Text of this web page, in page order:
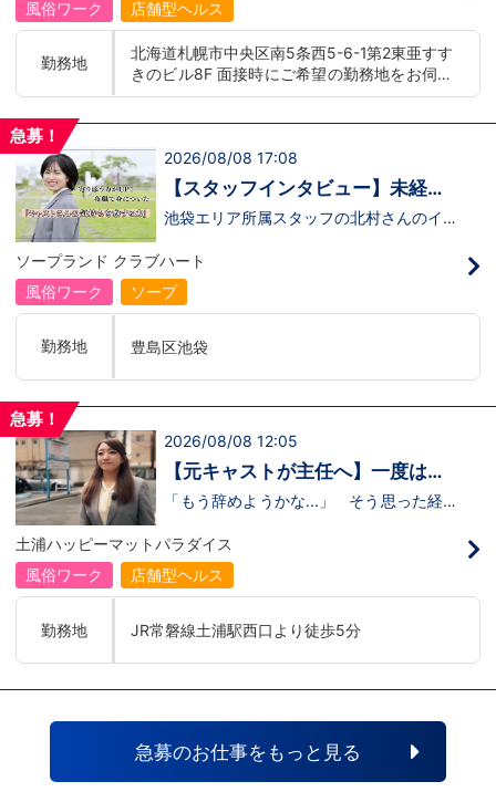
いる会社です。そのため、誰もが安心して
入社・勤務のできる環境なのです。それで
ャルサイトをご覧下さい。
【https://happiness-group.biz/】※お手
数ですがコピー＆ペーストしてURLを開い
他社と比較検討中など。そのような時は1
もしれません。アナタからのご連絡お待ち
しております。
t in 3 or more languages인바운드 대책 철
저 공략무조건 월급 40만엔부터 시작!어
底的入站策略無條件月薪 400,000 日圓起
推出語言津貼能說至少三種語言者優先
風俗ワーク
店舗型ヘルス
勤務地
北海道札幌市中央区南5条西5-6-1第2東亜すす
きのビル8F 面接時にご希望の勤務地をお伺い
し、配属店舗を決定いたします。 入社後の転
■横浜エリア：神奈川県横浜市中区 ・京急線
黄金町駅、日ノ出町駅 ・市営地下鉄阪東橋
駅、伊勢佐木長者町駅 ・JR横浜線関内駅 ■札
幌エリア：北海道札幌市 地下鉄南北線すすき
の駅
急募！
2026/08/08 17:08
【スタッフインタビュー】未経験
で飛び込んだスタッフが語る職場
池袋エリア所属スタッフの北村さんのイン
るのかな…？」そんな不安を抱えながら好
奇心で裏方に飛び込んだ北村さん。実際に
は、入社初日でそのイメージがガラッと変
わり、「本当に優しい人ばかり」と感じた
不安な表情が笑顔に変わっていく瞬間を見
届けることが、この仕事の大きなやりがい
だと語ってくれました。動画では、入社の
できたポイント、将来の展望までリアルに
↓https://youtu.be/UY9DxQ22NBA
ソープランド クラブハート
風俗ワーク
ソープ
勤務地 豊島区池袋
急募！
2026/08/08 12:05
【元キャストが主任へ】一度は退
職を考えた3年目スタッフの転機
「もう辞めようかな...」 そう思った経験
す。 今回の動画では、土浦店所属・森田
主任にインタビュー。元キャストの彼女
が、入社してから挫折を経験しながら
も 主任へと成長した背景 には、意外に
た。 当グループを選んだ理由、印象に残
っているエピソード、そして意外な趣味ま
で。森田主任の飾らない人柄が垣間見える
↓ https://www.youtube.com/watch?
土浦ハッピーマットパラダイス
風俗ワーク
店舗型ヘルス
勤務地 JR常磐線土浦駅西口より徒歩5分
急募のお仕事をもっと見る